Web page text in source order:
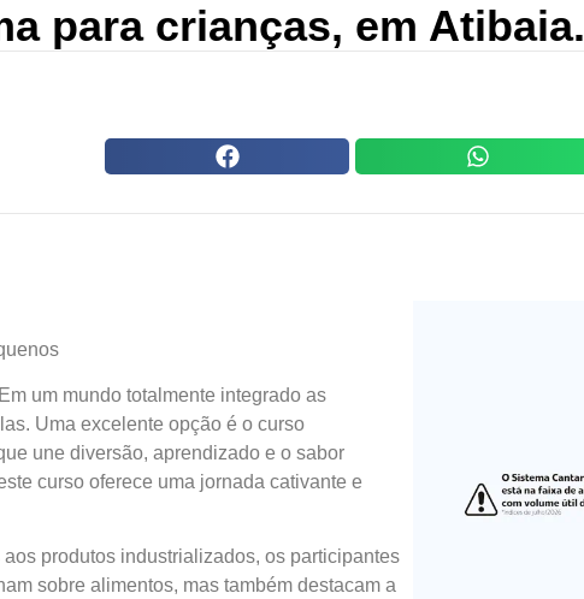
para crianças, em Atibaia.
um mundo totalmente integrado as
Uma excelente opção é o curso
une diversão, aprendizado e o sabor
curso oferece uma jornada cativante e
produtos industrializados, os participantes
sobre alimentos, mas também destacam a